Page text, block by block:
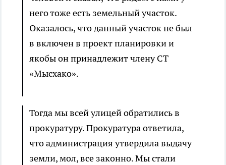
него тоже есть земельный участок.
Оказалось, что данный участок не был
в включен в проект планировки и
якобы он принадлежит члену СТ
«Мысхако».
Тогда мы всей улицей обратились в
прокуратуру. Прокуратура ответила,
что администрация утвердила выдачу
земли, мол, все законно. Мы стали